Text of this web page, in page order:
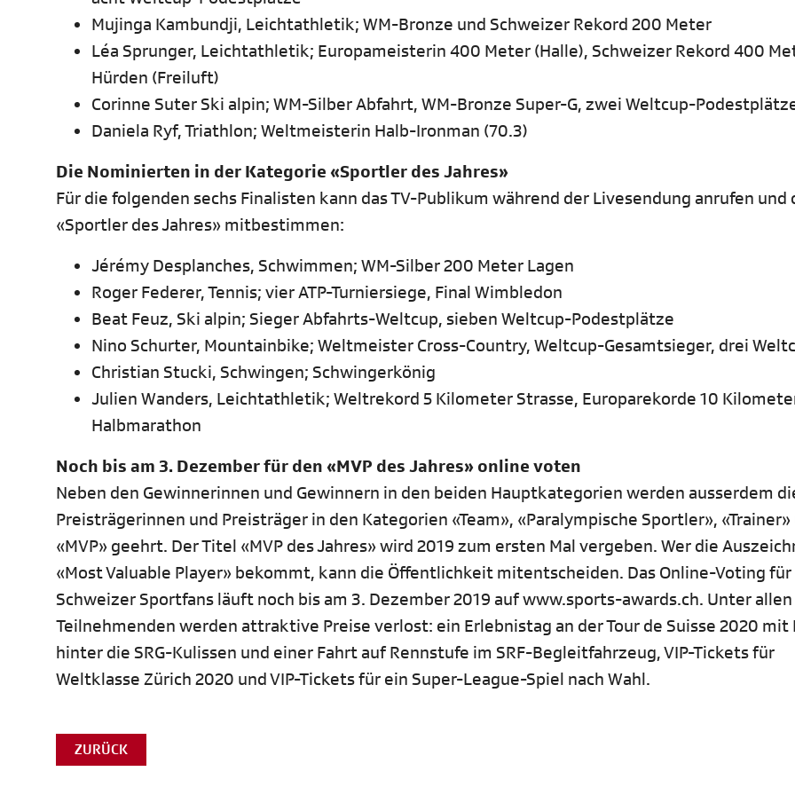
Mujinga Kambundji, Leichtathletik; WM-Bronze und Schweizer Rekord 200 Meter
Léa Sprunger, Leichtathletik; Europameisterin 400 Meter (Halle), Schweizer Rekord 400
Hürden (Freiluft)
Corinne Suter Ski alpin; WM-Silber Abfahrt, WM-Bronze Super-G, zwei Weltcup-
Daniela Ryf, Triathlon; Weltmeisterin Halb-Ironman (70.3)
Die Nominierten in der Kategorie «Sportler des Jahres»
Für die folgenden sechs Finalisten kann das TV-Publikum während der Livesendung anrufen und
«Sportler des Jahres» mitbestimmen:
Jérémy Desplanches, Schwimmen; WM-Silber 200 Meter Lagen
Roger Federer, Tennis; vier ATP-Turniersiege, Final Wimbledon
Beat Feuz, Ski alpin; Sieger Abfahrts-Weltcup, sieben Weltcup-Podestplätze
Nino Schurter, Mountainbike; Weltmeister Cross-Country, Weltcup-Gesamtsieger, drei
Christian Stucki, Schwingen; Schwingerkönig
Julien Wanders, Leichtathletik; Weltrekord 5 Kilometer Strasse, Europarekorde 10
Halbmarathon
Noch bis am 3. Dezember für den «MVP des Jahres» online voten
Neben den Gewinnerinnen und Gewinnern in den beiden Hauptkategorien werden ausserdem
Preisträgerinnen und Preisträger in den Kategorien «Team», «Paralympische Sportler», «Trainer»
«MVP» geehrt. Der Titel «MVP des Jahres» wird 2019 zum ersten Mal vergeben. Wer die
«Most Valuable Player» bekommt, kann die Öffentlichkeit mitentscheiden. Das Online-Voting für
Schweizer Sportfans läuft noch bis am 3. Dezember 2019 auf www.sports-awards.ch. Unter allen
Teilnehmenden werden attraktive Preise verlost: ein Erlebnistag an der Tour de Suisse 2020 mit
hinter die SRG-Kulissen und einer Fahrt auf Rennstufe im SRF-Begleitfahrzeug, VIP-Tickets für
Weltklasse Zürich 2020 und VIP-Tickets für ein Super-League-Spiel nach Wahl.
ZURÜCK